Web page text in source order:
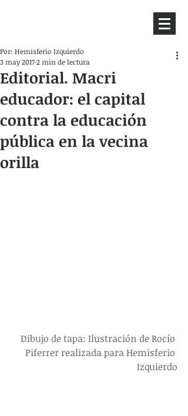
Editorial. Macri
educador: el capital
contra la educación
pública en la vecina
orilla
Por: Hemisferio Izquierdo
3 may 20172 min de lectura
Dibujo de tapa: Ilustración de Rocío
Piferrer realizada para Hemisferio
Izquierdo